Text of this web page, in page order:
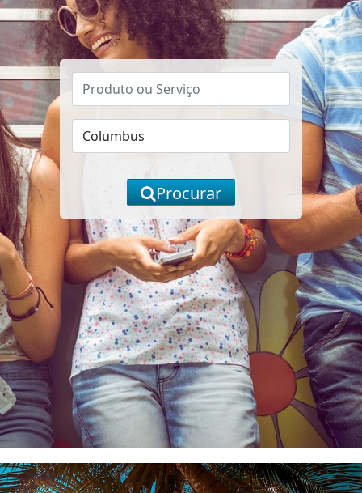
Procurar